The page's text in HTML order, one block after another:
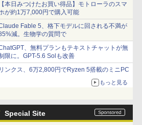
本日みつけたお買い得品】モトローラのスマ
が約1万7,000円で購入可能
Fable 5、格下モデルに回される不満が
減。生物学の質問で
、無料プランもテキストチャットが無
限に。GPT-5.6 Solも改善
ンクス、6万2,800円でRyzen 5搭載のミニPC
もっと見る
Special Site